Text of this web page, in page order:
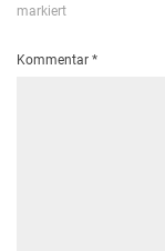
markiert
Kommentar *